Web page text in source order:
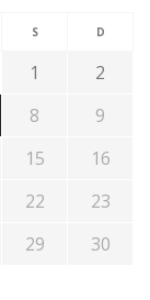
S D
1
2
8
9
15
16
22
23
29
30